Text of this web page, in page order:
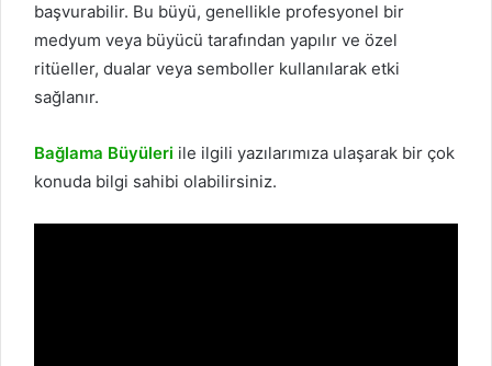
başvurabilir. Bu büyü, genellikle profesyonel bir
medyum veya büyücü tarafından yapılır ve özel
ritüeller, dualar veya semboller kullanılarak etki
sağlanır.
Bağlama Büyüleri ile ilgili yazılarımıza ulaşarak bir çok
konuda bilgi sahibi olabilirsiniz.